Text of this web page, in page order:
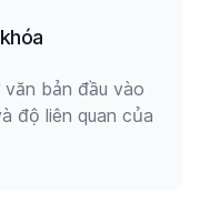
bản đầu vào
độ liên quan của